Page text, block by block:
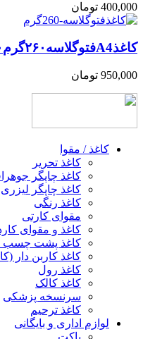
400,000 تومان
کاغذA4فتوگلاسه۲۶۰گرم۵۰برگی
950,000 تومان
کاغذ / مقوا
کاغذ تحریر
کاغذ چاپگر
کاغذ چاپگر لیزری
کاغذ رنگی
مقوای کارتی
کاغذ و مقوای
کاغذ پشت چسب‌
کاغذ کاربن‌ دار
کاغذ رول
کاغذ کالک
سرنسخه پزشکی
کاغذ ترحیم
لوازم اداری و بایگانی